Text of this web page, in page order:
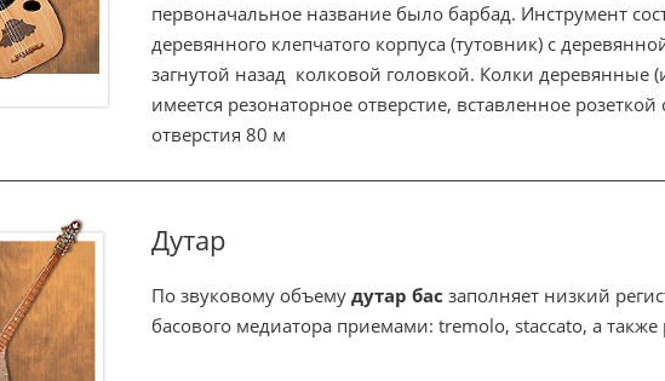
первоначальное название было барбад. Инструмент
деревянного клепчатого корпуса (тутовник) с
загнутой назад колковой головкой. Колки деревянные
имеется резонаторное отверстие, вставленное
отверстия 80 м
Дутар
По звуковому объему дутар бас заполняет низкий
басового медиатора приемами: tremolo, staccato, а также